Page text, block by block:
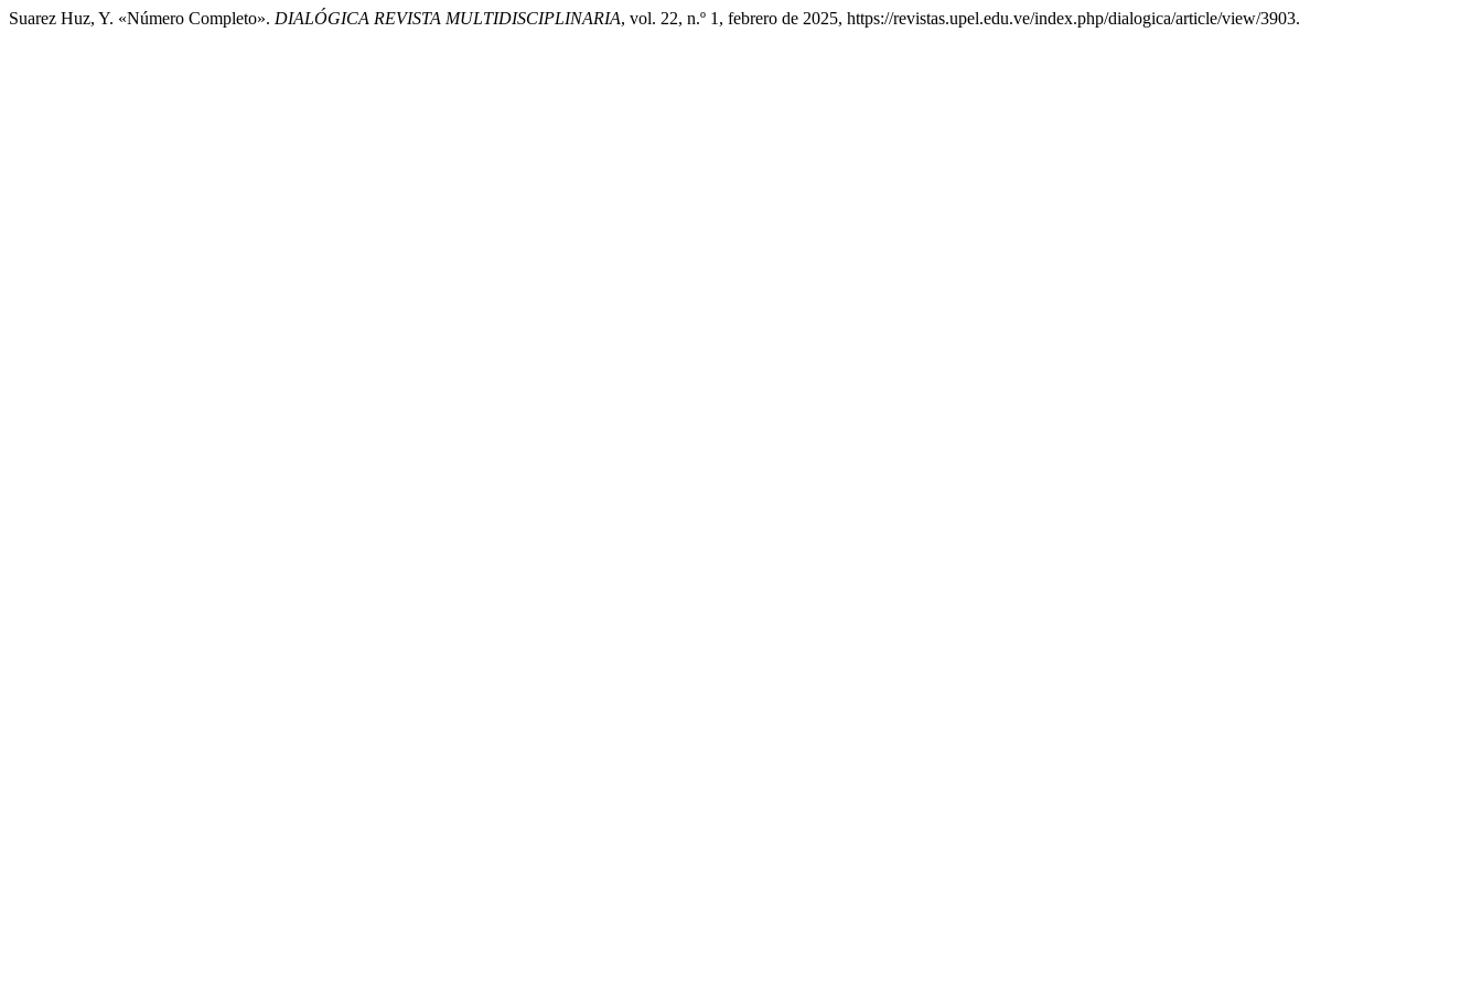
Suarez Huz, Y. «Número Completo». DIALÓGICA REVISTA MULTIDISCIPLINARIA, vol. 22, n.º 1, febrero de 2025, https://revistas.upel.edu.ve/index.php/dialogica/article/view/3903.